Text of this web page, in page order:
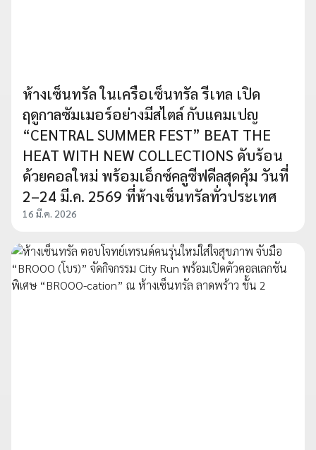
ห้างเซ็นทรัล ในเครือเซ็นทรัล รีเทล เปิด
ฤดูกาลซัมเมอร์อย่างมีสไตล์ กับแคมเปญ
“CENTRAL SUMMER FEST” BEAT THE
HEAT WITH NEW COLLECTIONS ดับร้อน
ด้วยคอลใหม่ พร้อมเอ็กซ์คลูซีฟดีลสุดคุ้ม วันที่
2–24 มี.ค. 2569 ที่ห้างเซ็นทรัลทั่วประเทศ
16 มี.ค. 2026